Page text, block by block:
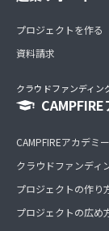
プロジェクトを作る
資料請求
クラウドファンディン
CAMPFIREアカデミ
クラウドファンディ
プロジェクトの作り
プロジェクトの広め